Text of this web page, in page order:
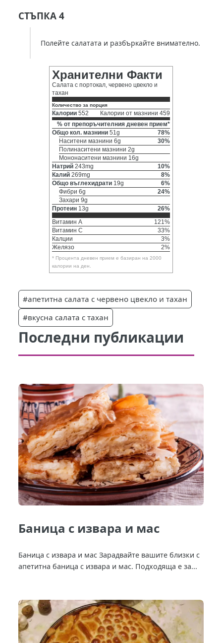
СТЪПКА 4
Полейте салатата и разбъркайте внимателно.
Хранителни Факти
Салата с портокал, червено цвекло и
тахан
Количество за порция
Калории 552
Калории от мазнини 459
% от препоръчителния дневен прием*
Общо кол. мазнини 51g
78%
Наситени мазнини 6g
30%
Полинаситени мазнини 2g
Мононаситени мазнини 16g
Натрий 243mg
10%
Калий 269mg
8%
Общо въглехидрати 19g
6%
Фибри 6g
24%
Захари 9g
Протеин 13g
26%
Витамин A
121%
Витамин C
33%
Калции
3%
Желязо
2%
* Процента дневен прием е базиран на 2000
калории на ден.
#апетитна салата с червено цвекло и тахан
#вкусна салата с тахан
Последни публикации
Баница с извара и мас
Баница с извара и мас Зарадвайте вашите близки с
апетитна баница с извара и мас. Подходяща е за...